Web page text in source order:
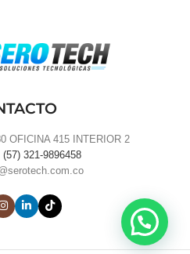
OFICINA 415 INTERIOR 2
(57) 321-9896458